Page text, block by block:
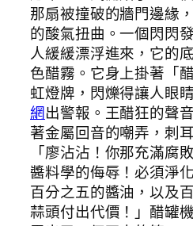
那扇被撞破的牆門邊緣
的酸氣扭曲。一個閃閃
人緩緩漂浮進來，它的
色醋霧。它身上掛著「
虹燈牌，閃爍得讓人眼
網出警報。王醋狂的聲
著金屬回音的嘲弄，刺
「廖沾沾！你那充滿腐
醬料學的侮辱！必須淨
百分之五的醬油，以及
蒜頭付出代價！」醋罐